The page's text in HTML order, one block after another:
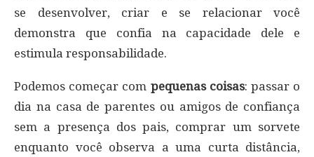
se desenvolver, criar e se relacionar você
demonstra que confia na capacidade dele e
estimula responsabilidade.
Podemos começar com pequenas coisas: passar o
dia na casa de parentes ou amigos de confiança
sem a presença dos pais, comprar um sorvete
enquanto você observa a uma curta distância,